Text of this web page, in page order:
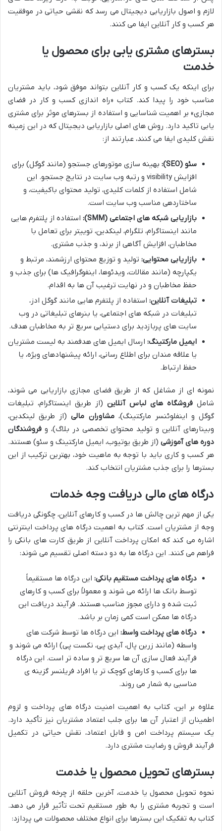
لازم و اصول بازاریابی دیجیتال می رسد که نقشی حیاتی در موفقیت
هر کسب و کار آنلاین ایفا می کنند.
بسترهای مشتری یابی برای محصول یا
خدمت
برای اینکه یک کسب و کار آنلاین بتواند موفق شود، باید مشتریان
مناسب خود را پیدا کند. کتاب «راه اندازی کسب و کار در فضای
مجازی» بر اهمیت شناسایی و استفاده از بسترهای موثر برای مشتری
یابی تاکید دارد. روش های اصلی بازاریابی دیجیتال که در این زمینه
نقش کلیدی ایفا می کنند، عبارتند از:
سئو (SEO):
بهینه سازی موتورهای جستجو (مانند گوگل) برای
افزایش visibility و رتبه وب سایت در نتایج جستجو. این
شامل استفاده از کلمات کلیدی، تولید محتوای باکیفیت، و
ساختاردهی مناسب وب سایت است.
بازاریابی شبکه های اجتماعی (SMM):
استفاده از پلتفرم هایی
مانند اینستاگرام، تلگرام، لینکدین، توییتر برای تعامل با
مخاطبان، افزایش آگاهی از برند، و جذب مشتری.
بازاریابی محتوایی: تولید و توزیع محتوای ارزشمند، مرتبط و
یکپارچه (مانند مقالات، ویدئوها، اینفوگرافیک ها) برای جذب و
حفظ مخاطبان و در نهایت ترغیب آن ها به اقدام.
تبلیغات آنلاین: استفاده از پلتفرم هایی مانند گوگل ادز،
تبلیغات در شبکه های اجتماعی، یا بنرهای تبلیغاتی در وب
سایت های پربازدید برای دستیابی سریع تر به مخاطبان هدف.
ایمیل مارکتینگ: ارسال ایمیل های هدفمند به لیست مشتریان
یا علاقه مندان برای اطلاع رسانی، ارائه پیشنهادهای ویژه، یا
حفظ ارتباط.
نمونه ای از مشاغل که از طریق فضای مجازی بازاریابی می شوند،
شامل فروشگاه های لباس آنلاین (از طریق اینستاگرام، تبلیغات
گوگل و اینفلوئنسر مارکتینگ)،مشاوران مالی(از طریق لینکدین،
وبینارهای آنلاین و تولید محتوای تخصصی در بلاگ)، و فروشندگان
دوره های آموزشی (از طریق یوتیوب، ایمیل مارکتینگ و سئو) هستند.
هر کسب و کاری باید با توجه به ماهیت خود، بهترین ترکیب از این
بسترها را برای جذب مشتریان انتخاب کند.
درگاه های مالی دریافت وجه خدمات
یکی از مهم ترین چالش ها در کسب و کارهای آنلاین، چگونگی دریافت
وجه از مشتریان است. کتاب به اهمیت درگاه های پرداخت اینترنتی
اشاره می کند که امکان پرداخت آنلاین از طریق کارت های بانکی را
فراهم می کنند. این درگاه ها به دو دسته اصلی تقسیم می شوند:
درگاه های پرداخت مستقیم بانکی: این درگاه ها مستقیماً
توسط بانک ها ارائه می شوند و معمولاً برای کسب و کارهای
ثبت شده و دارای مجوز مناسب هستند. فرآیند دریافت این
درگاه ها ممکن است کمی زمان بر باشد.
درگاه های پرداخت واسط: این درگاه ها توسط شرکت های
واسطه (مانند زرین پال، آیدی پی، نکست پی) ارائه می شوند و
فرآیند فعال سازی آن ها سریع تر و ساده تر است. این درگاه
ها برای کسب و کارهای کوچک تر یا افراد فریلنسر گزینه ی
مناسبی به شمار می روند.
علاوه بر این، کتاب به اهمیت امنیت درگاه های پرداخت و لزوم
اطمینان از اعتبار آن ها برای جلب اعتماد مشتریان نیز تأکید دارد.
یک سیستم پرداخت امن و قابل اعتماد، نقش حیاتی در تکمیل
فرآیند فروش و رضایت مشتری دارد.
بسترهای تحویل محصول یا خدمت
نحوه تحویل محصول یا خدمت، آخرین حلقه از چرخه فروش آنلاین
است و تجربه مشتری را به طور مستقیم تحت تأثیر قرار می دهد.
کتاب به تفکیک این بسترها برای انواع مختلف محصولات می پردازد: